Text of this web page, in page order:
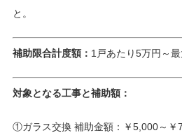
と。
補助限合計度額： 1戸あたり5万円～
対象となる工事と補助額：
①ガラス交換 補助金額：￥5,000～￥